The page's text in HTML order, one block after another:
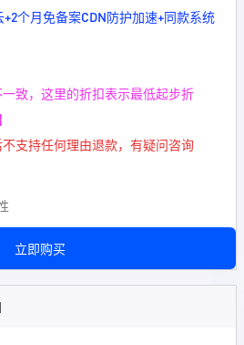
+2个月免备案CDN防护加速+同款系统
一致，这里的折扣表示最低起步折
不支持任何理由退款，有疑问咨询
立即购买